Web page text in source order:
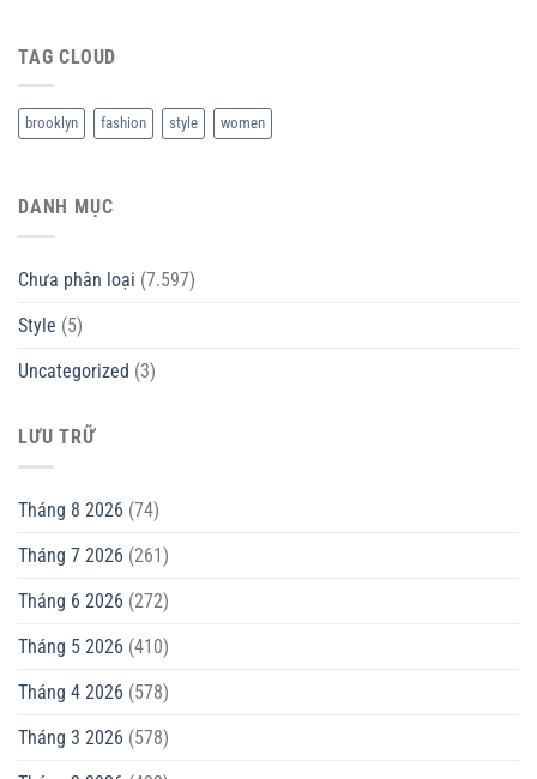
TAG CLOUD
brooklyn fashion style women
DANH MỤC
Chưa phân loại (7.597)
Style (5)
Uncategorized (3)
LƯU TRỮ
Tháng 8 2026 (74)
Tháng 7 2026 (261)
Tháng 6 2026 (272)
Tháng 5 2026 (410)
Tháng 4 2026 (578)
Tháng 3 2026 (578)